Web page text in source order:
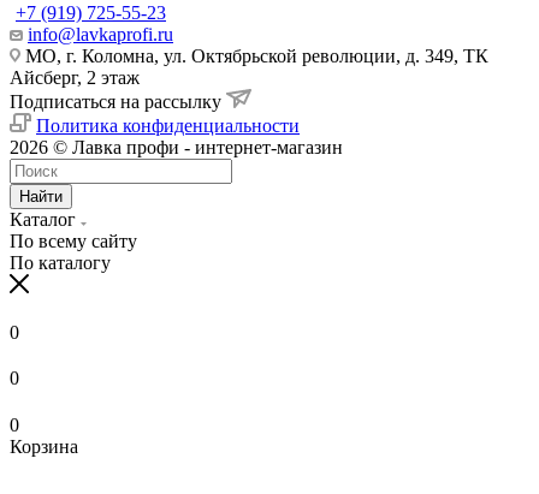
+7 (919) 725-55-23
info@lavkaprofi.ru
МО, г. Коломна, ул. Октябрьской революции, д. 349, ТК
Айсберг, 2 этаж
Подписаться на рассылку
Политика конфиденциальности
2026 © Лавка профи - интернет-магазин
Найти
Каталог
По всему сайту
По каталогу
0
0
0
Корзина